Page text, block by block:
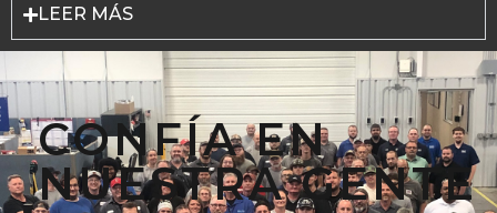
LEER MÁS
CONFÍA EN
NUESTRA GENTE